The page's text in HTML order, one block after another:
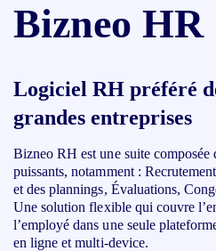
Bizneo HR
Logiciel RH préféré
grandes entreprises
Bizneo RH est une suite composée
puissants, notamment :
et des plannings, Évaluations,
Une solution flexible qui couvre
l’employé dans une seule
en ligne et multi-device.